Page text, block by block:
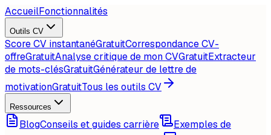
AccueilFonctionnalités
Outils CV
Score CV instantanéGratuitCorrespondance CV-
offreGratuitAnalyse critique de mon CVGratuitExtracteur
de mots-clésGratuitGénérateur de lettre de
motivationGratuitTous les outils CV
Ressources
BlogConseils et guides carrière
Exemples de